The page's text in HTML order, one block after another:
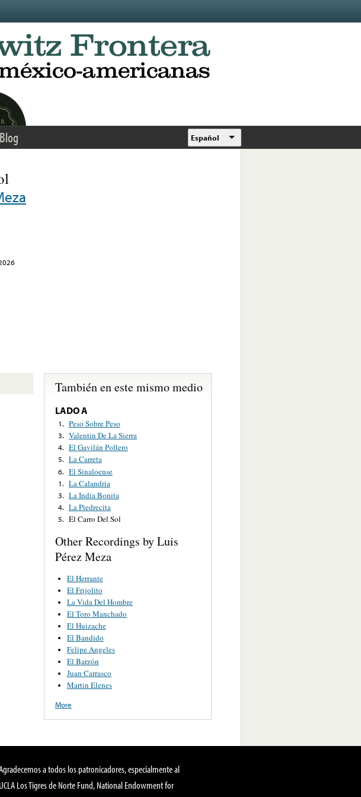
Blog Español
También en este mismo medio
LADO A
1. Peso Sobre Peso
3. Valentin De La Sierra
4. El Gavilán Pollero
5. La Carreta
6. El Sinaloense
1. La Calandria
3. La India Bonita
4. La Piedrecita
5. El Carro Del Sol
Other Recordings by Luis
Pérez Meza
El Herrante
El Frijolito
La Vida Del Hombre
El Toro Manchado
El Huizache
El Bandido
Felipe Angeles
El Barzón
Juan Carrasco
Martin Elenes
More
a todos los patronicadores, especialmente al
UCLA Los Tigres de Norte Fund, National Endowment for